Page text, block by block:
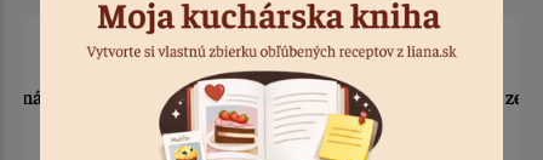
Stuha rypsová svetlo
modrá 38 mm - 18 m
Stuha rypsová zelená 38
mm - 18 m